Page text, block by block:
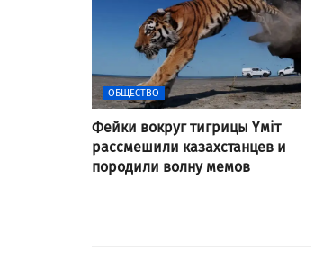
ОБЩЕСТВО
Фейки вокруг тигрицы Үміт
рассмешили казахстанцев и
породили волну мемов